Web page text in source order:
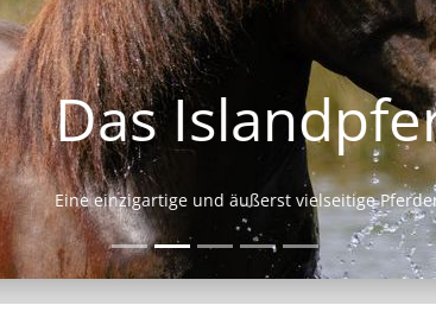
Das Islandpferd
Eine einzigartige und äußerst vielseitige Pferderasse.